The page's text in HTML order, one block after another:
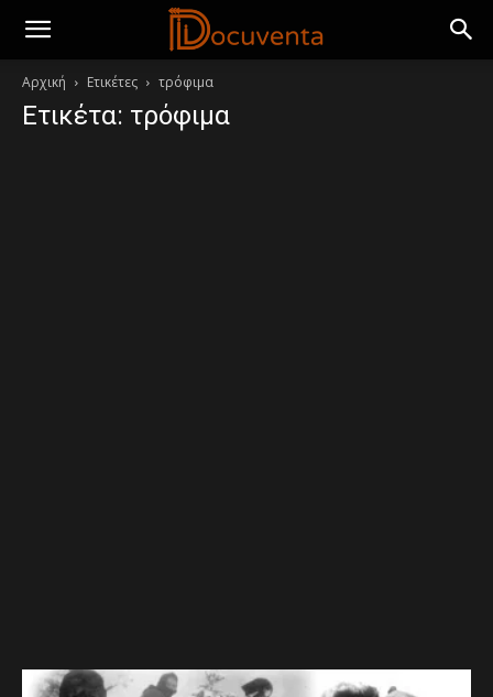
Αρχική Ετικέτες τρόφιμα
Ετικέτα: τρόφιμα